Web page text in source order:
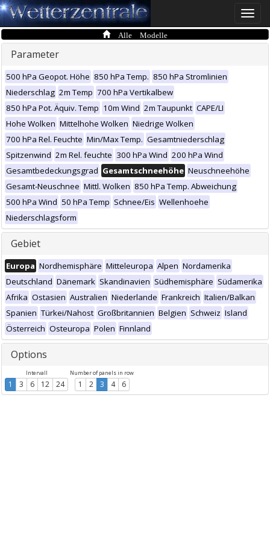
Toggle
Alle Modelle
Parameter
500 hPa Geopot. Höhe 850 hPa Temp. 850 hPa Stromlinien
Niederschlag 2m Temp 700 hPa Vertikalbew
850 hPa Pot. Äquiv. Temp 10m Wind 2m Taupunkt CAPE/LI
Hohe Wolken Mittelhohe Wolken Niedrige Wolken
700 hPa Rel. Feuchte Min/Max Temp. Gesamtniederschlag
Spitzenwind 2m Rel. feuchte 300 hPa Wind 200 hPa Wind
Gesamtbedeckungsgrad Gesamtschneehöhe Neuschneehöhe
Gesamt-Neuschnee Mittl. Wolken 850 hPa Temp. Abweichung
500 hPa Wind 50 hPa Temp Schnee/Eis Wellenhoehe
Niederschlagsform
Gebiet
Europa Nordhemisphäre Mitteleuropa Alpen Nordamerika
Deutschland Dänemark Skandinavien Südhemisphäre Südamerika
Afrika Ostasien Australien Niederlande Frankreich Italien/Balkan
Spanien Türkei/Nahost Großbritannien Belgien Schweiz Island
Österreich Osteuropa Polen Finnland
Options
Intervall
1 3 6 12 24
Number of panels in row
1 2 3 4 6